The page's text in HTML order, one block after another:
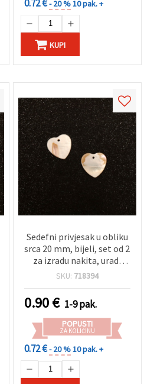
0.72 €- 20 %10 pak. +
KUPI
Sedefni privjesak u obliku
srca 20 mm, bijeli, set od 2
za izradu nakita, uradi
sam, ogrlice i naušnice
SKU: 718394
0.90€ 1-9 pak.
POPUSTI
ZA KOLIČINU
0.72 €- 20 %10 pak. +